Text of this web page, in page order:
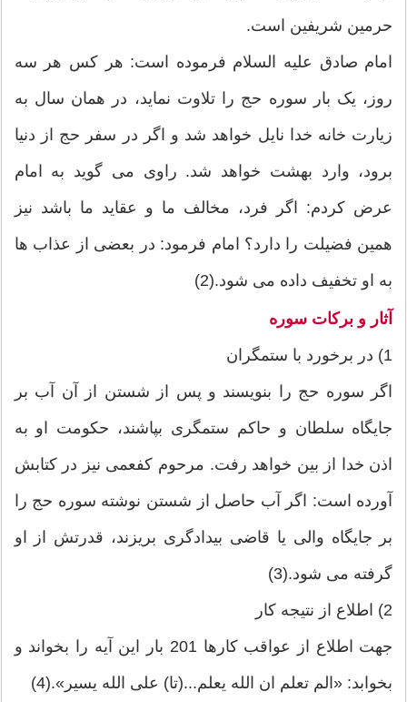
حرمین شریفین است.
امام صادق علیه السلام فرموده است: هر كس هر سه
روز، یک بار سوره حج را تلاوت نماید، در همان سال به
زیارت خانه خدا نایل خواهد شد و اگر در سفر حج از دنیا
برود، وارد بهشت خواهد شد. راوی می گوید به امام
عرض كردم: اگر فرد، مخالف ما و عقاید ما باشد نیز
همین فضیلت را دارد؟ امام فرمود: در بعضی از عذاب ها
به او تخفیف داده می شود.(2)
آثار و بركات سوره
1) در برخورد با ستمگران
اگر سوره حج را بنویسند و پس از شستن از آن آب بر
جایگاه سلطان و حاكم ستمگری بپاشند، حكومت او به
اذن خدا از بین خواهد رفت. مرحوم كفعمی نیز در كتابش
آورده است: اگر آب حاصل از شستن نوشته سوره حج را
بر جایگاه والی یا قاضی بیدادگری بریزند، قدرتش از او
گرفته می شود.(3)
2) اطلاع از نتیجه كار
جهت اطلاع از عواقب كارها 201 بار این آیه را بخواند و
بخوابد: «الم تعلم ان الله یعلم...(تا) علی الله یسیر».(4)